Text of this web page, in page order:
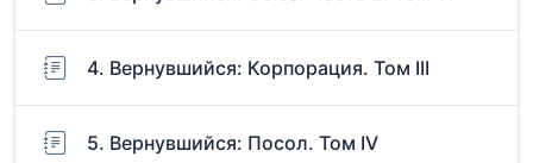
4. Вернувшийся: Корпорация. Том III
5. Вернувшийся: Посол. Том IV